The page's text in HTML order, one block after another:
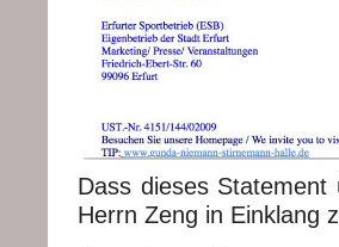
Dass dieses
Herrn Zeng in Einklang